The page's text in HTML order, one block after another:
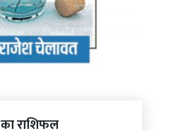
का राशिफल